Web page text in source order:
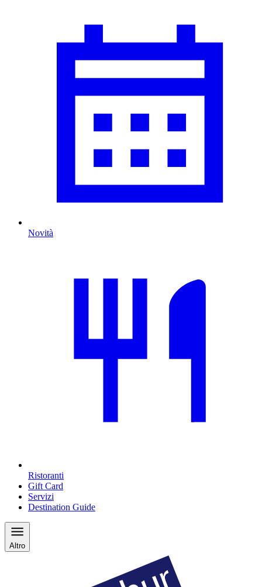
Novità
Ristoranti
Gift Card
Servizi
Destination Guide
Altro